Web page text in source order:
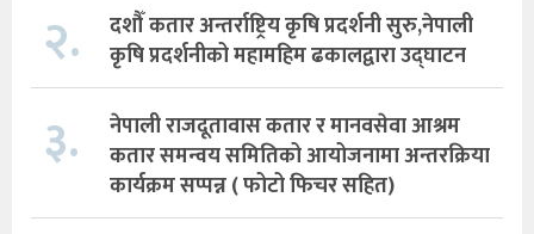
२.
दशौँ कतार अन्तर्राष्ट्रिय कृषि प्रदर्शनी सुरु,नेपाली
कृषि प्रदर्शनीको महामहिम ढकालद्वारा उद्घाटन
३.
नेपाली राजदूतावास कतार र मानवसेवा आश्रम
कतार समन्वय समितिको आयोजनामा अन्तरक्रिया
कार्यक्रम सप्पन्न ( फोटो फिचर सहित)